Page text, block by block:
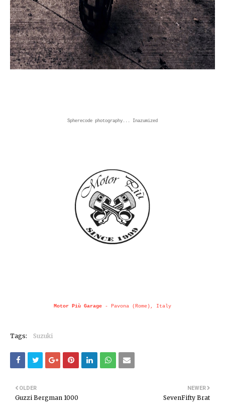
Spherecode photography... Inazumized
Motor Più Garage - Pavona (Rome), Italy
Tags: Suzuki
NEWER
SevenFifty Brat
OLDER
Guzzi Bergman 1000